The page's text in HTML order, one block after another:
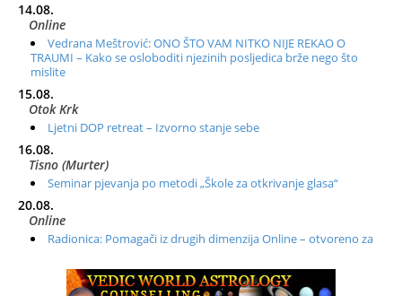
14.08.
Online
Vedrana Meštrović: ONO ŠTO VAM NITKO NIJE REKAO O
TRAUMI – Kako se osloboditi njezinih posljedica brže nego što
mislite
15.08.
Otok Krk
Ljetni DOP retreat – Izvorno stanje sebe
16.08.
Tisno (Murter)
Seminar pjevanja po metodi „Škole za otkrivanje glasa“
20.08.
Online
Radionica: Pomagači iz drugih dimenzija Online – otvoreno za
Zagreb+Online